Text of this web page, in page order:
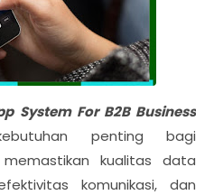
System For B2B Business
penting bagi
kualitas data
komunikasi, dan